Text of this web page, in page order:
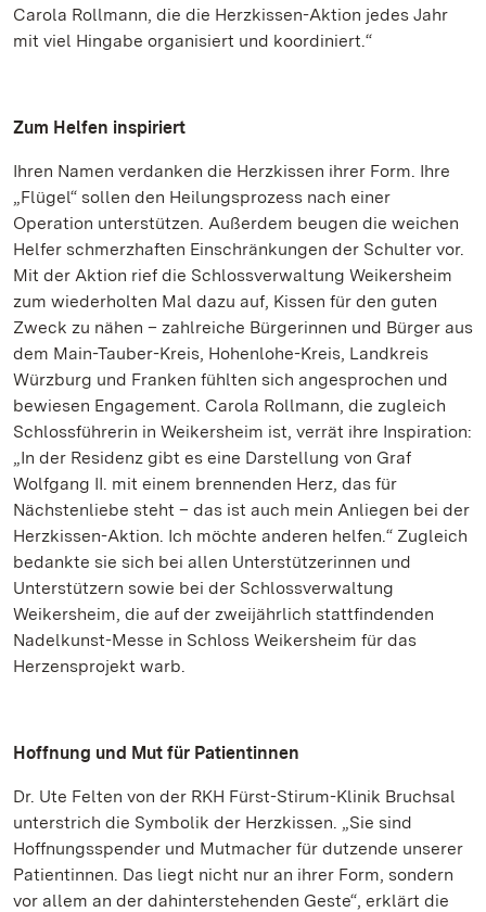
Carola Rollmann, die die Herzkissen-Aktion jedes Jahr
mit viel Hingabe organisiert und koordiniert.“
Zum Helfen inspiriert
Ihren Namen verdanken die Herzkissen ihrer Form. Ihre
„Flügel“ sollen den Heilungsprozess nach einer
Operation unterstützen. Außerdem beugen die weichen
Helfer schmerzhaften Einschränkungen der Schulter vor.
Mit der Aktion rief die Schlossverwaltung Weikersheim
zum wiederholten Mal dazu auf, Kissen für den guten
Zweck zu nähen – zahlreiche Bürgerinnen und Bürger aus
dem Main-Tauber-Kreis, Hohenlohe-Kreis, Landkreis
Würzburg und Franken fühlten sich angesprochen und
bewiesen Engagement. Carola Rollmann, die zugleich
Schlossführerin in Weikersheim ist, verrät ihre Inspiration:
„In der Residenz gibt es eine Darstellung von Graf
Wolfgang II. mit einem brennenden Herz, das für
Nächstenliebe steht – das ist auch mein Anliegen bei der
Herzkissen-Aktion. Ich möchte anderen helfen.“ Zugleich
bedankte sie sich bei allen Unterstützerinnen und
Unterstützern sowie bei der Schlossverwaltung
Weikersheim, die auf der zweijährlich stattfindenden
Nadelkunst-Messe in Schloss Weikersheim für das
Herzensprojekt warb.
Hoffnung und Mut für Patientinnen
Dr. Ute Felten von der RKH Fürst-Stirum-Klinik Bruchsal
unterstrich die Symbolik der Herzkissen. „Sie sind
Hoffnungsspender und Mutmacher für dutzende unserer
Patientinnen. Das liegt nicht nur an ihrer Form, sondern
vor allem an der dahinterstehenden Geste“, erklärt die